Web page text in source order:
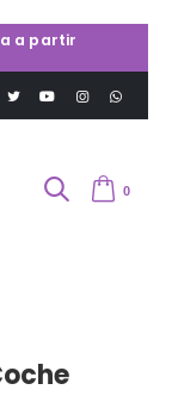
a partir
0